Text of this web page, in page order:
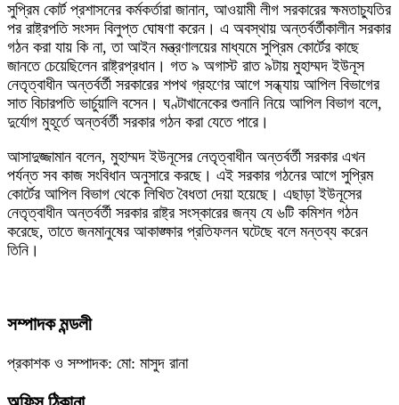
সুপ্রিম কোর্ট প্রশাসনের কর্মকর্তারা জানান, আওয়ামী লীগ সরকারের ক্ষমতাচ্যুতির
পর রাষ্ট্রপতি সংসদ বিলুপ্ত ঘোষণা করেন। এ অবস্থায় অন্তর্বর্তীকালীন সরকার
গঠন করা যায় কি না, তা আইন মন্ত্রণালয়ের মাধ্যমে সুপ্রিম কোর্টের কাছে
জানতে চেয়েছিলেন রাষ্ট্রপ্রধান। গত ৯ অগাস্ট রাত ৯টায় মুহাম্মদ ইউনূস
নেতৃত্বাধীন অন্তর্বর্তী সরকারের শপথ গ্রহণের আগে সন্ধ্যায় আপিল বিভাগের
সাত বিচারপতি ভার্চুয়ালি বসেন। ঘণ্টাখানেকের শুনানি নিয়ে আপিল বিভাগ বলে,
দুর্যোগ মুহূর্তে অন্তর্বর্তী সরকার গঠন করা যেতে পারে।
আসাদুজ্জামান বলেন, মুহাম্মদ ইউনূসের নেতৃত্বাধীন অন্তর্বর্তী সরকার এখন
পর্যন্ত সব কাজ সংবিধান অনুসারে করছে। এই সরকার গঠনের আগে সুপ্রিম
কোর্টের আপিল বিভাগ থেকে লিখিত বৈধতা দেয়া হয়েছে। এছাড়া ইউনূসের
নেতৃত্বাধীন অন্তর্বর্তী সরকার রাষ্ট্র সংস্কারের জন্য যে ৬টি কমিশন গঠন
করেছে, তাতে জনমানুষের আকাঙ্ক্ষার প্রতিফলন ঘটেছে বলে মন্তব্য করেন
তিনি।
সম্পাদক মন্ডলী
প্রকাশক ও সম্পাদক: মো: মাসুদ রানা